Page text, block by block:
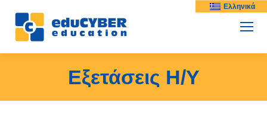
Εξετάσεις Η/Υ
Ελληνικά